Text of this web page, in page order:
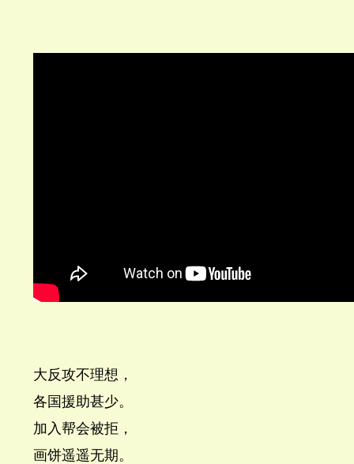
大反攻不理想，
各国援助甚少。
加入帮会被拒，
画饼遥遥无期。